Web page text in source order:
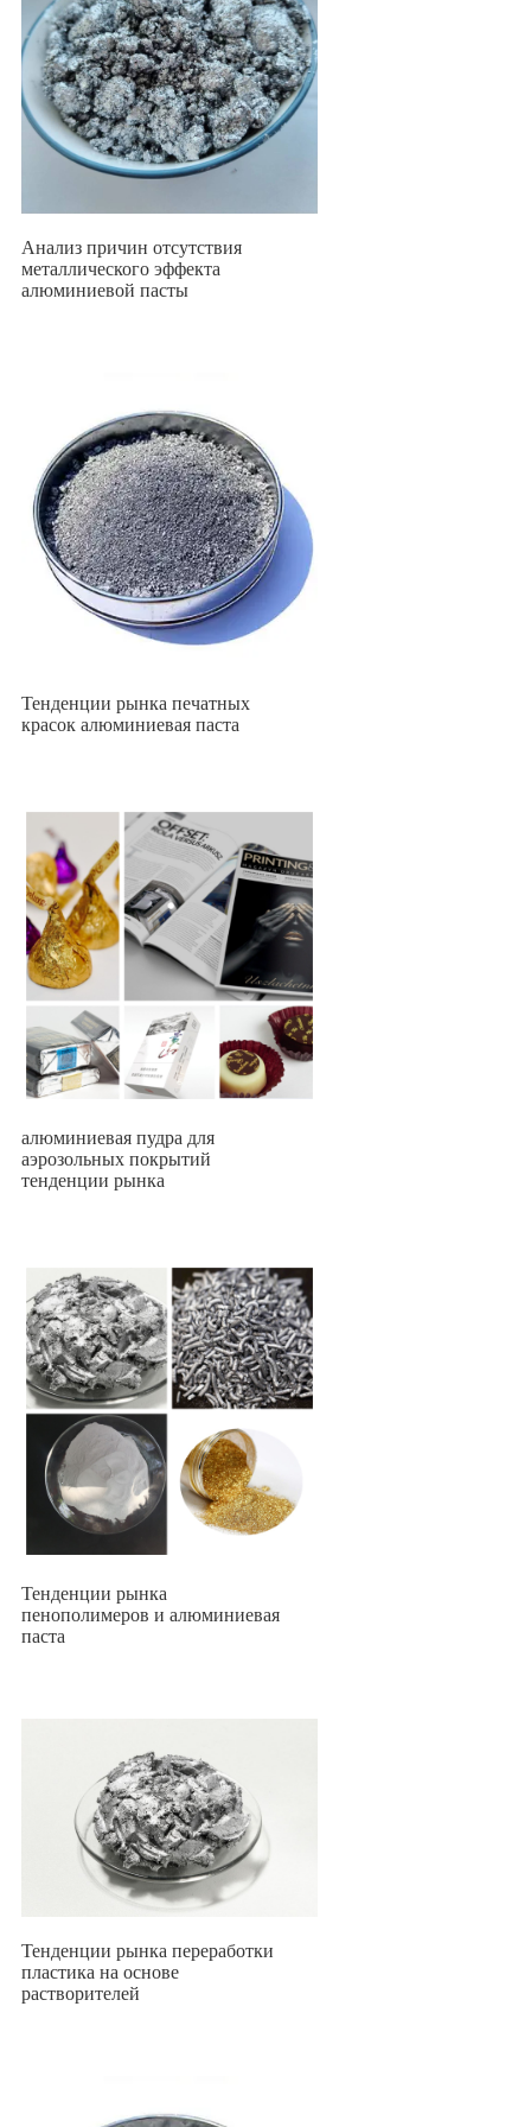
Анализ причин отсутствия
металлического эффекта
алюминиевой пасты
Тенденции рынка печатных
красок алюминиевая паста
алюминиевая пудра для
аэрозольных покрытий
тенденции рынка
Тенденции рынка
пенополимеров и алюминиевая
паста
Тенденции рынка переработки
пластика на основе
растворителей